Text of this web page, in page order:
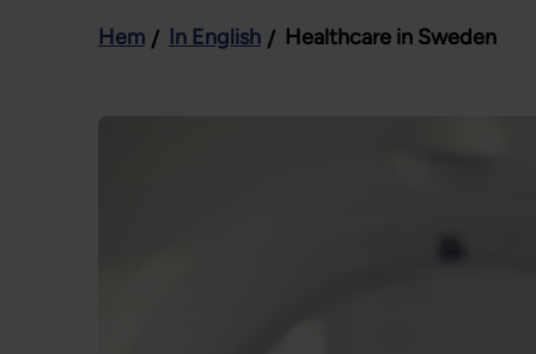
Hem In English Healthcare in Sweden